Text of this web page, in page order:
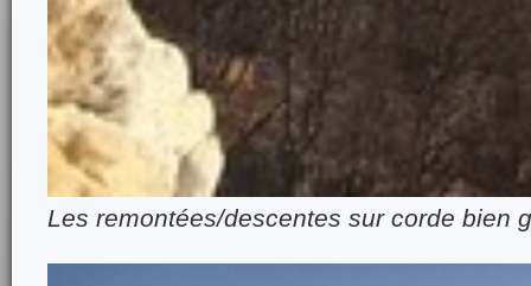
Les remontées/descentes sur corde bien